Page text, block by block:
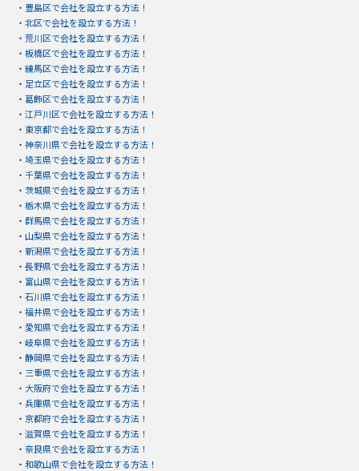
・ 豊島区で会社を設立する方法！
・ 北区で会社を設立する方法！
・ 荒川区で会社を設立する方法！
・ 板橋区で会社を設立する方法！
・ 練馬区で会社を設立する方法！
・ 足立区で会社を設立する方法！
・ 葛飾区で会社を設立する方法！
・ 江戸川区で会社を設立する方法！
・ 東京都で会社を設立する方法！
・ 神奈川県で会社を設立する方法！
・ 埼玉県で会社を設立する方法！
・ 千葉県で会社を設立する方法！
・ 茨城県で会社を設立する方法！
・ 栃木県で会社を設立する方法！
・ 群馬県で会社を設立する方法！
・ 山梨県で会社を設立する方法！
・ 新潟県で会社を設立する方法！
・ 長野県で会社を設立する方法！
・ 富山県で会社を設立する方法！
・ 石川県で会社を設立する方法！
・ 福井県で会社を設立する方法！
・ 愛知県で会社を設立する方法！
・ 岐阜県で会社を設立する方法！
・ 静岡県で会社を設立する方法！
・ 三重県で会社を設立する方法！
・ 大阪府で会社を設立する方法！
・ 兵庫県で会社を設立する方法！
・ 京都府で会社を設立する方法！
・ 滋賀県で会社を設立する方法！
・ 奈良県で会社を設立する方法！
・ 和歌山県で会社を設立する方法！